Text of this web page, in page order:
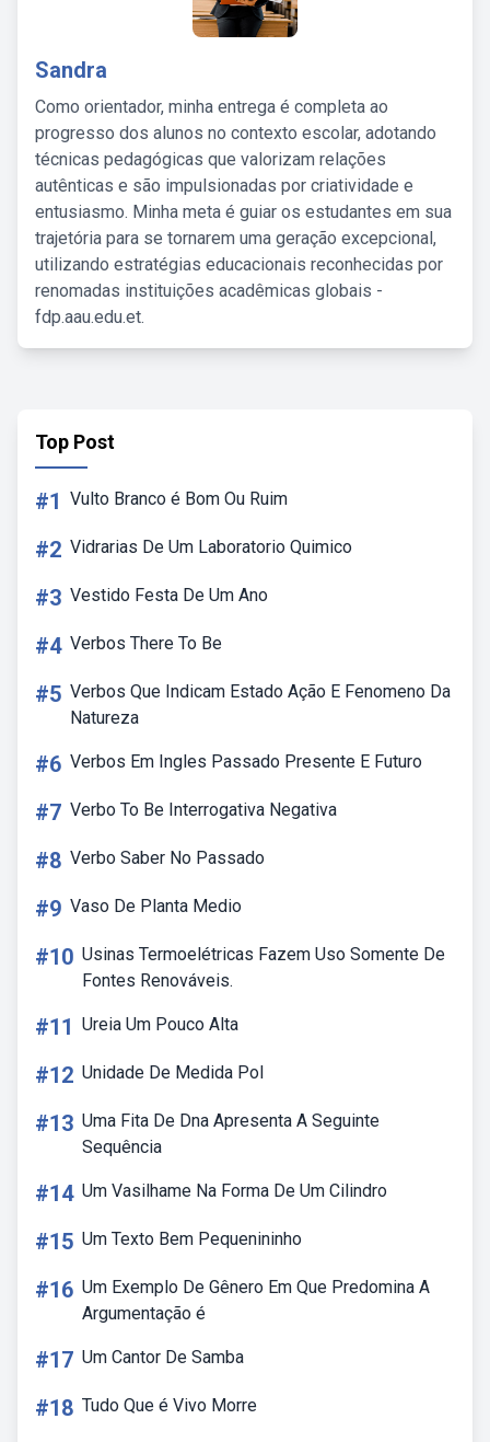
Sandra
Como orientador, minha entrega é completa ao
progresso dos alunos no contexto escolar, adotando
técnicas pedagógicas que valorizam relações
autênticas e são impulsionadas por criatividade e
entusiasmo. Minha meta é guiar os estudantes em sua
trajetória para se tornarem uma geração excepcional,
utilizando estratégias educacionais reconhecidas por
renomadas instituições acadêmicas globais -
fdp.aau.edu.et.
Top Post
#1 Vulto Branco é Bom Ou Ruim
#2 Vidrarias De Um Laboratorio Quimico
#3 Vestido Festa De Um Ano
#4 Verbos There To Be
#5 Verbos Que Indicam Estado Ação E Fenomeno Da
Natureza
#6 Verbos Em Ingles Passado Presente E Futuro
#7 Verbo To Be Interrogativa Negativa
#8 Verbo Saber No Passado
#9 Vaso De Planta Medio
#10 Usinas Termoelétricas Fazem Uso Somente De
Fontes Renováveis.
#11 Ureia Um Pouco Alta
#12 Unidade De Medida Pol
#13 Uma Fita De Dna Apresenta A Seguinte
Sequência
#14 Um Vasilhame Na Forma De Um Cilindro
#15 Um Texto Bem Pequenininho
#16 Um Exemplo De Gênero Em Que Predomina A
Argumentação é
#17 Um Cantor De Samba
#18 Tudo Que é Vivo Morre